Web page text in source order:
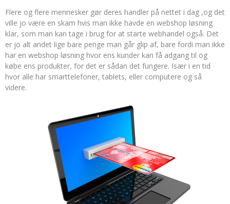
Flere og flere mennesker gør deres handler på nettet i dag ,og det
ville jo være en skam hvis man ikke havde en webshop løsning
klar, som man kan tage i brug for at starte webhandel også. Det
er jo alt andet lige bare penge man går glip af, bare fordi man ikke
har en webshop løsning hvor ens kunder kan få adgang til og
købe ens produkter, for det er sådan det fungere. Især i en tid
hvor alle har smarttelefoner, tablets, eller computere og så
videre.